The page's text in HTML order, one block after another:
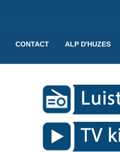
CONTACT ALP D'HUZES